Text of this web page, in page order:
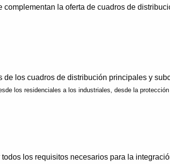
la oferta de cuadros de
los cuadros de distribución principales y
los residenciales a los industriales, desde la
los requisitos necesarios para la